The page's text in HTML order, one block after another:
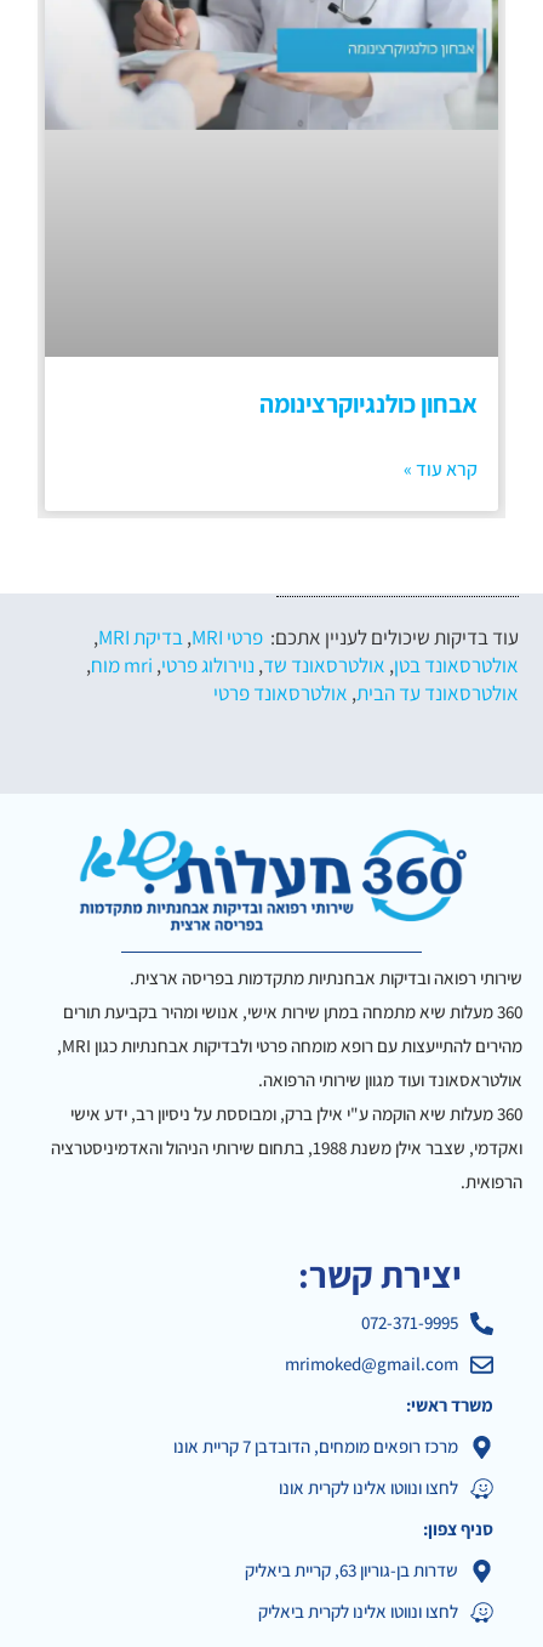
אבחון כולנגיוקרצינומה
קרא עוד »
עוד בדיקות שיכולים לעניין אתכם: פרטי MRI ,בדיקת MRI
,
אולטרסאונד בטן, אולטרסאונד שד, נוירולוג פרטי, mri מוח
,
אולטרסאונד עד הבית, אולטרסאונד פרטי
שירותי רפואה ובדיקות אבחנתיות מתקדמות בפריסה ארצית.
360 מעלות שיא מתמחה במתן שירות אישי, אנושי ומהיר בקביעת תורים
מהירים להתייעצות עם רופא מומחה פרטי ולבדיקות אבחנתיות כגון MRI,
אולטראסאונד ועוד מגוון שירותי הרפואה.
360 מעלות שיא הוקמה ע"י אילן ברק, ומבוססת על ניסיון רב, ידע אישי
ואקדמי, שצבר אילן משנת 1988, בתחום שירותי הניהול והאדמיניסטרציה
הרפואית.
יצירת קשר:
072-371-9995
mrimoked@gmail.com
משרד ראשי:
מרכז רופאים מומחים, הדובדבן 7 קריית אונו
לחצו ונווטו אלינו לקרית אונו
סניף צפון:
שדרות בן-גוריון 63, קריית ביאליק
לחצו ונווטו אלינו לקרית ביאליק